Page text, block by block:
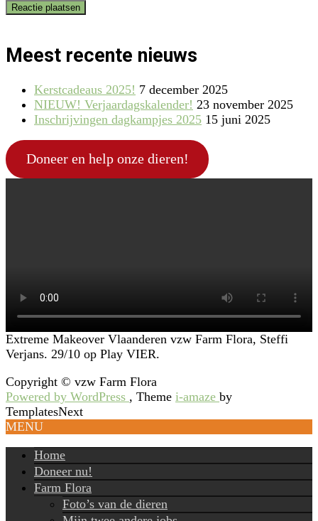
Meest recente nieuws
Kerstcadeaus 2025! 7 december 2025
NIEUW! Verjaardagskalender! 23 november 2025
Inschrijvingen dagkampjes 2025 15 juni 2025
Doneer en help onze dieren!
Extreme Makeover Vlaanderen vzw Farm Flora, Steffi
Verjans. 29/10 op Play VIER.
Copyright © vzw Farm Flora
Powered by WordPress , Theme i-amaze by
TemplatesNext
MENU
Home
Doneer nu!
Farm Flora
Foto’s van de dieren